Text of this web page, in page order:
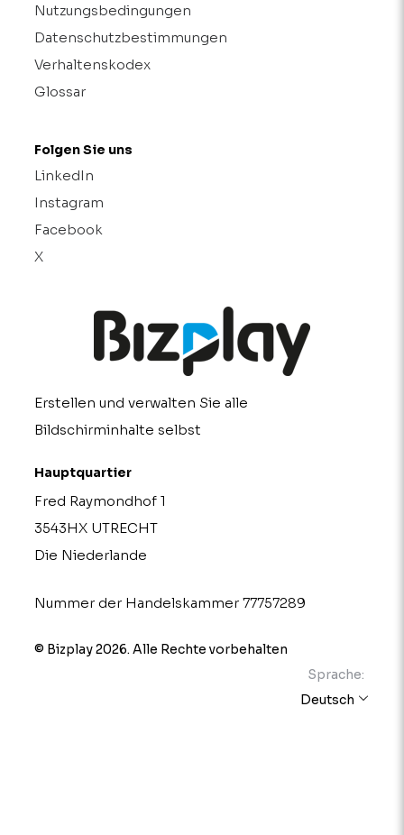
Nutzungsbedingungen
Datenschutzbestimmungen
Verhaltenskodex
Glossar
Folgen Sie uns
LinkedIn
Instagram
Facebook
X
Erstellen und verwalten Sie alle
Bildschirminhalte selbst
Hauptquartier
Fred Raymondhof 1
3543HX UTRECHT
Die Niederlande
Nummer der Handelskammer 77757289
© Bizplay 2026. Alle Rechte vorbehalten
Sprache:
Deutsch